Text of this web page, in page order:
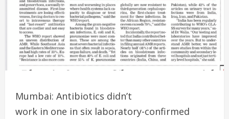
Mumbai: Antibiotics didn’t
work in one in six laboratory-confirmed